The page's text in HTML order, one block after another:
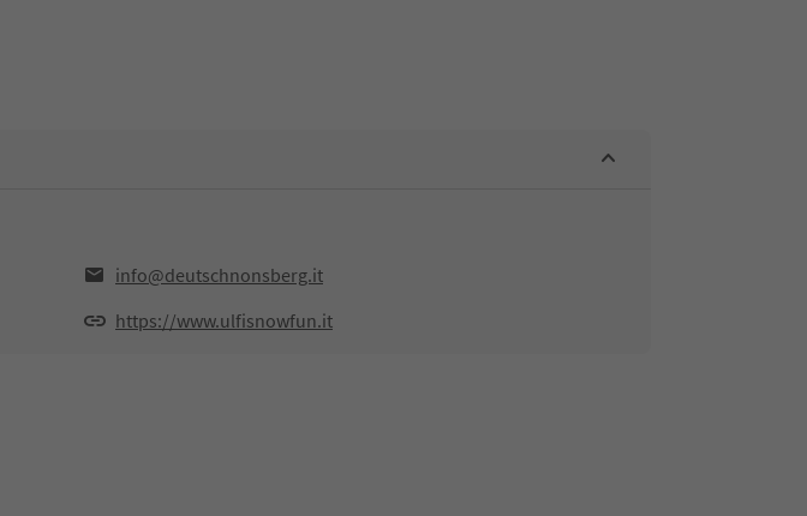
info@deutschnonsberg.it
https://www.ulfisnowfun.it